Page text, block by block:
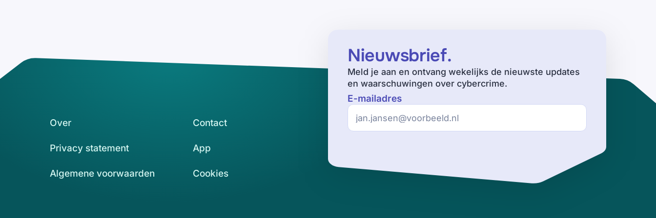
Nieuwsbrief.
Meld je aan en ontvang wekelijks de nieuwste updates
en waarschuwingen over cybercrime.
E-mailadres
Over Contact
Privacy statement App
Algemene voorwaarden Cookies